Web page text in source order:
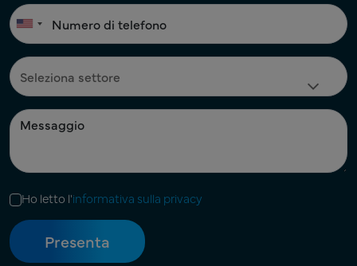
Ho letto l'informativa sulla privacy